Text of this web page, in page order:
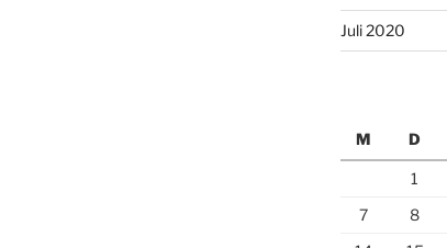
Juli 2020
M D
1
7
8